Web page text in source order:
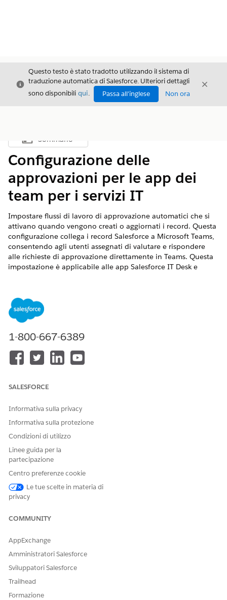
Chiudi
Questo testo è stato tradotto utilizzando il sistema di
traduzione automatica di Salesforce. Ulteriori dettagli
sono disponibili qui. Passa all'inglese Non ora
Chiudi
Mostra sommario
Sommario
Configurazione delle
approvazioni per le app dei
team per i servizi IT
Impostare flussi di lavoro di approvazione automatici che si
attivano quando vengono creati o aggiornati i record. Questa
configurazione collega i record Salesforce a Microsoft Teams,
consentendo agli utenti assegnati di valutare e rispondere
alle richieste di approvazione direttamente in Teams. Questa
impostazione è applicabile alle app Salesforce IT Desk e
Disponibile nelle versioni: Lightning Experience
Disponibile in:Enterprise
Per impostare Microsoft
configurare notifiche proattive
approvazioni per l'app Salesforce IT Desk.
impostare le approvazioni
1-800-667-6389
SALESFORCE
Informativa sulla privacy
Informativa sulla protezione
Condizioni di utilizzo
Linee guida per la
partecipazione
Centro preferenze cookie
Le tue scelte in materia di
privacy
COMMUNITY
AppExchange
Amministratori Salesforce
Sviluppatori Salesforce
Trailhead
Formazione